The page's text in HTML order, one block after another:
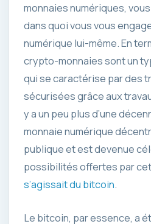
monnaies numériques,
dans quoi vous vous
numérique lui-même. En
crypto-monnaies sont un
qui se caractérise par des
sécurisées grâce aux
y a un peu plus d’une
monnaie numérique
publique et est devenue
possibilités offertes par
s’agissait du bitcoin.
Le bitcoin, par essence, a